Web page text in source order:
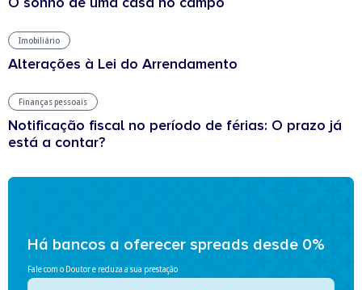
Imobiliário
Alterações à Lei do Arrendamento
Finanças pessoais
Notificação fiscal no período de férias: O prazo já
está a contar?
Há bancos a oferecer spreads desde 0%
Fale com o Doutor e reduza a sua prestação